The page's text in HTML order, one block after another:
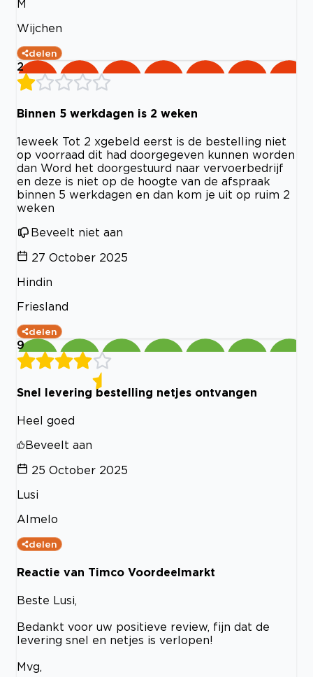
M
Wijchen
delen
2
Binnen 5 werkdagen is 2 weken
1eweek Tot 2 xgebeld eerst is de bestelling niet
op voorraad dit had doorgegeven kunnen worden
dan Word het doorgestuurd naar vervoerbedrijf
en deze is niet op de hoogte van de afspraak
binnen 5 werkdagen en dan kom je uit op ruim 2
weken
Beveelt niet aan
27 October 2025
Hindin
Friesland
delen
9
Snel levering bestelling netjes ontvangen
Heel goed
Beveelt aan
25 October 2025
Lusi
Almelo
delen
Reactie van Timco Voordeelmarkt
Beste Lusi,
Bedankt voor uw positieve review, fijn dat de
levering snel en netjes is verlopen!
Mvg,